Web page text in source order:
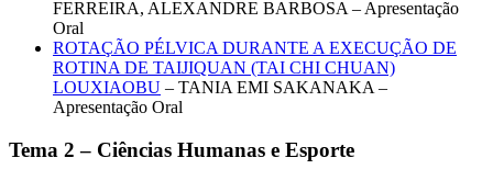
FERREIRA, ALEXANDRE BARBOSA – Apresentação
Oral
ROTAÇÃO PÉLVICA DURANTE A EXECUÇÃO DE
ROTINA DE TAIJIQUAN (TAI CHI CHUAN)
LOUXIAOBU – TANIA EMI SAKANAKA –
Apresentação Oral
Tema 2 – Ciências Humanas e Esporte